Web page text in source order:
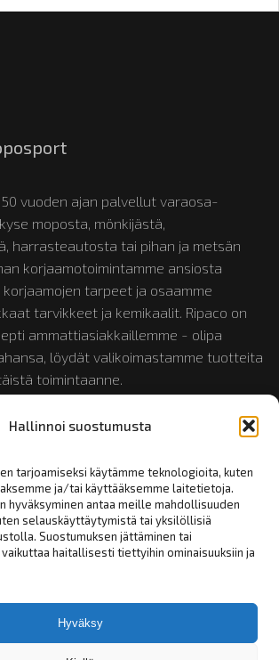
Hallinnoi suostumusta
tarjoamiseksi käytämme teknologioita, kuten
ja/tai käyttääksemme laitetietoja.
hyväksyminen antaa meille mahdollisuuden
selauskäyttäytymistä tai yksilöllisiä
Suostumuksen jättäminen tai
haitallisesti tiettyihin ominaisuuksiin ja
Hyväksy
vuoden ajan palvellut varaosa-
moposta, mönkijästä,
harrasteautosta tai pihan ja metsän
korjaamotoimintamme ansiosta
tarpeet ja osaamme
tarvikkeet ja kemikaalit. Ripaco on
ammattiasiakkaillemme - olipa
löydät valikoimastamme tuotteita
toimintaanne.
jamoposport.fi
ja myyntiehdot